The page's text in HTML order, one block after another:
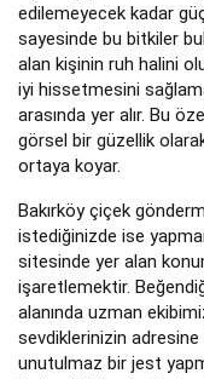
edilemeyecek kadar
sayesinde bu bitkiler
alan kişinin ruh halini
iyi hissetmesini
arasında yer alır. Bu
görsel bir güzellik
ortaya koyar.
Bakırköy çiçek
istediğinizde ise
sitesinde yer alan
işaretlemektir.
alanında uzman
sevdiklerinizin adresine
unutulmaz bir jest